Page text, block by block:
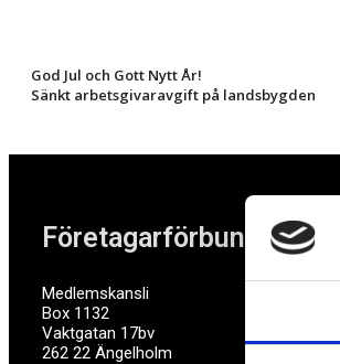
God Jul och Gott Nytt År!
Sänkt arbetsgivaravgift på landsbygden
Företagarförbundet
Medlemskansli
Box 1132
Vaktgatan 17bv
262 22 Ängelholm